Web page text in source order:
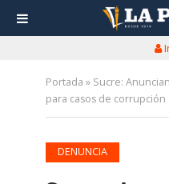
Portada » Sucre:
para casos de corrupción
DENUNCIA